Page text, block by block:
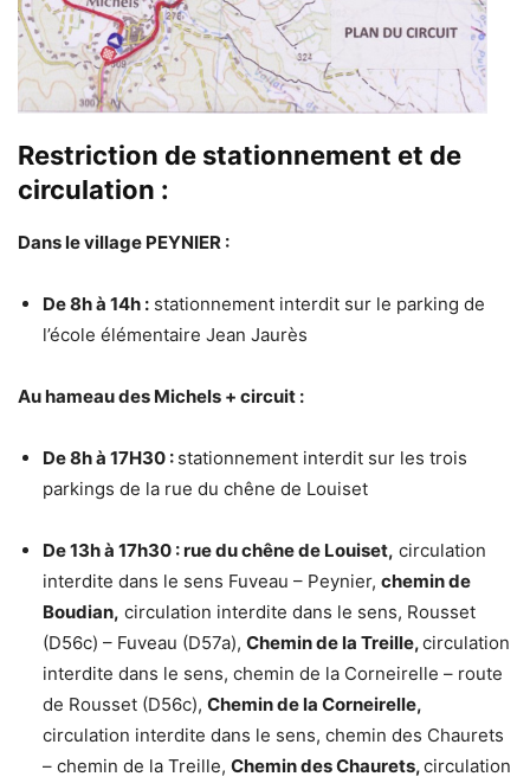
Restriction de stationnement et de
circulation :
Dans le village PEYNIER :
De 8h à 14h : stationnement interdit sur le parking de
l’école élémentaire Jean Jaurès
Au hameau des Michels + circuit :
De 8h à 17H30 : stationnement interdit sur les trois
parkings de la rue du chêne de Louiset
De 13h à 17h30 : rue du chêne de Louiset, circulation
interdite dans le sens Fuveau – Peynier, chemin de
Boudian, circulation interdite dans le sens, Rousset
(D56c) – Fuveau (D57a), Chemin de la Treille,circulation
interdite dans le sens, chemin de la Corneirelle – route
de Rousset (D56c), Chemin de la Corneirelle,
circulation interdite dans le sens, chemin des Chaurets
– chemin de la Treille, Chemin des Chaurets,circulation